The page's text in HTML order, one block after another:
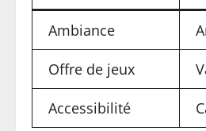
Ambiance
Offre de jeux
Accessibilité